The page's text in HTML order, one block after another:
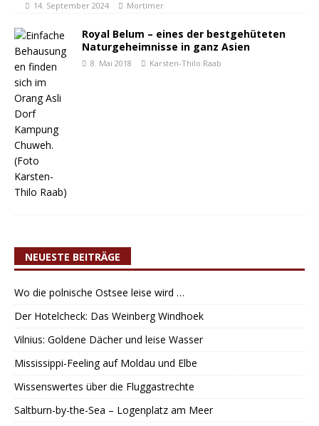
14. September 2024 Mortimer
Royal Belum – eines der bestgehüteten
Naturgeheimnisse in ganz Asien
8. Mai 2018 Karsten-Thilo Raab
NEUESTE BEITRÄGE
Wo die polnische Ostsee leise wird …
Der Hotelcheck: Das Weinberg Windhoek
Vilnius: Goldene Dächer und leise Wasser
Mississippi-Feeling auf Moldau und Elbe
Wissenswertes über die Fluggastrechte
Saltburn-by-the-Sea – Logenplatz am Meer